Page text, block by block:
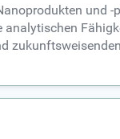
und -